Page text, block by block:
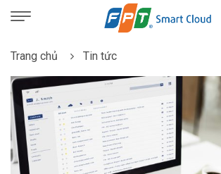
Trang chủ Tin tức